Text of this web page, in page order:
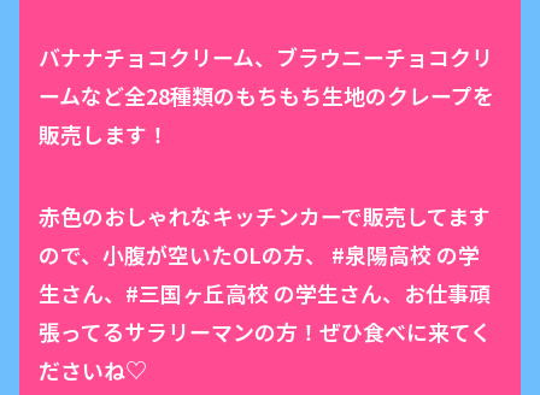
バナナチョコクリーム、ブラウニーチョコクリ
ームなど全28種類のもちもち生地のクレープを
販売します！
赤色のおしゃれなキッチンカーで販売してます
ので、小腹が空いたOLの方、 #泉陽高校 の学
生さん、#三国ヶ丘高校 の学生さん、お仕事頑
張ってるサラリーマンの方！ぜひ食べに来てく
ださいね♡